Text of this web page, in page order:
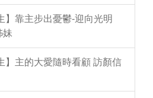
】靠主步出憂鬱-迎向光明
妹
】主的大愛隨時看顧 訪顏信